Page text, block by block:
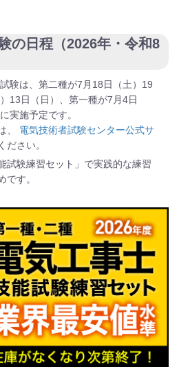
の日程（2026年・令和8
験は、第二種が7月18日（土）19
13日（日）、第一種が7月4日
実施予定です。
電気技術者試験センター公式サ
ださい。
試験練習セット」で実践的な練習
です。